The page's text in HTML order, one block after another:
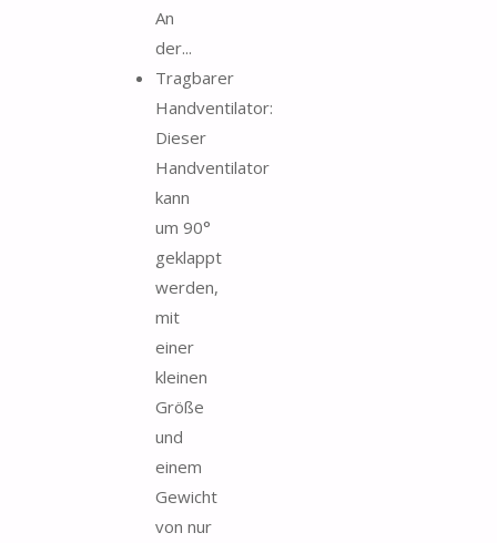
An
der...
Tragbarer
Handventilator:
Dieser
Handventilator
kann
um 90°
geklappt
werden,
mit
einer
kleinen
Größe
und
einem
Gewicht
von nur